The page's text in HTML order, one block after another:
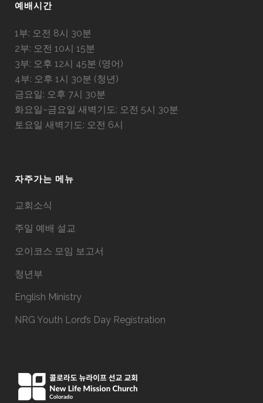
예배시간
1부: 오전 8시 30분
2부: 오전 10시 15분
3부: 오후 12시 45분 (영어)
4부: 오후 1시 30분 (청년)
금요일: 오후 7시 30분
화요일~금요일 새벽기도: 오전 5시 30분
토요일 새벽기도: 오전 6시
자주가는 메뉴
교회소식
주일 예배 설교
오이코스 모임 보고서
청년부
English Ministry
NRG Youth Lord’s Day Registration